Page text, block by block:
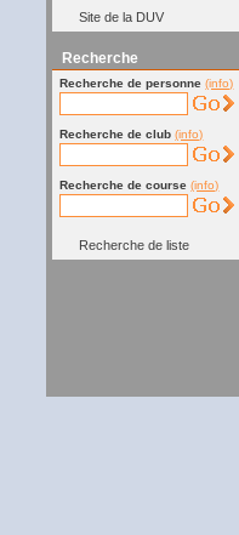
Site de la DUV
Recherche
Recherche de personne (info)
Recherche de club (info)
Recherche de course (info)
Recherche de liste